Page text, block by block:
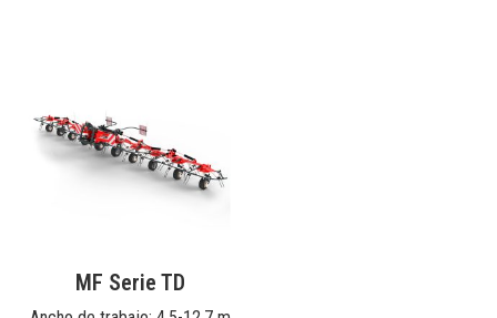
MF Serie TD